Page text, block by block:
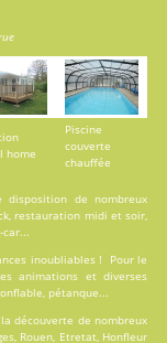
home
Piscine
couverte
chauffée
de nombreux
restauration midi et soir,
inoubliables ! Pour le
animations et diverses
pétanque...
découverte de nombreux
Rouen, Etretat, Honfleur